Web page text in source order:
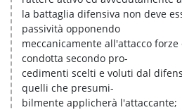
la battaglia difensiva non deve
passività opponendo
meccanicamente all'attacco
condotta secondo pro-
cedimenti scelti e voluti dal
quelli che presumi-
bilmente applicherà l'attaccante;